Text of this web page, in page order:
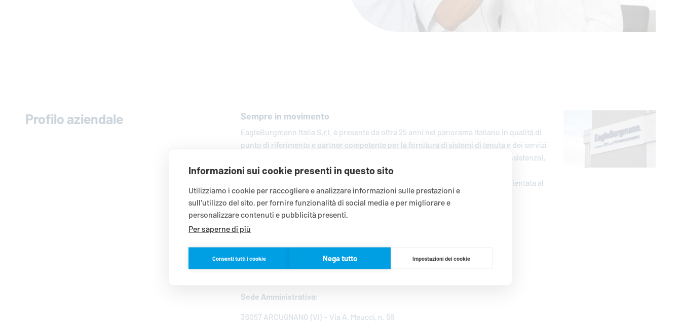
Profilo aziendale Sempre in movimento
EagleBurgmann Italia S.r.l. è presente da oltre 25 anni nel panorama italiano in qualità di
punto di riferimento e partner competente per la fornitura di sistemi di tenuta e dei servizi
tecnici associati. Più di 100 dipendenti in tre Centri Servizi regionali (centri di assistenza),
una sede commerciale ed amministrativa, un sito produttivo ed un laboratorio
all’avanguardia per l’analisi dei materiali, garantiscono un'assistenza rapida e orientata al
Cliente.
Sede legale:
20122 MILANO (MI) – Via Fontana, n. 2
Uffici Commerciali:
Sede Amministrativa:
36057 ARCUGNANO (VI) – Via A. Meucci, n. 58
Informazioni sui cookie presenti in questo sito
Utilizziamo i cookie per raccogliere e analizzare informazioni sulle prestazioni e
sull'utilizzo del sito, per fornire funzionalità di social media e per migliorare e
personalizzare contenuti e pubblicità presenti.
Per saperne di più
Consenti tutti i cookie Nega tutto Impostazioni dei cookie